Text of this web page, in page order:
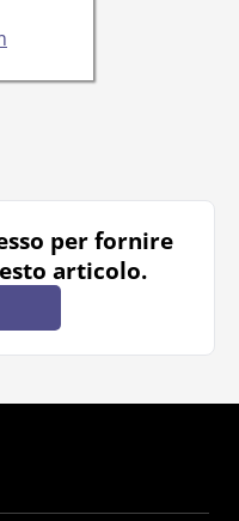
per fornire
articolo.